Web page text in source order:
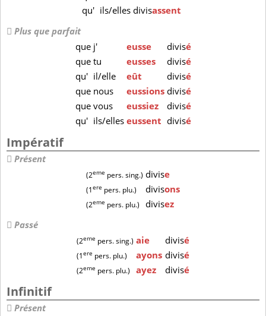
qu' ils/ellesdivisassent
Plus que parfait
que j' eusse divisé
que tu eusses divisé
qu' il/elle eût divisé
que nous eussions divisé
que vous eussiez divisé
qu' ils/elles eussent divisé
Impératif
Présent
(2eme pers. sing.) divise
(1ere pers. plu.) divisons
(2eme pers. plu.) divisez
Passé
(2eme pers. sing.) aie divisé
(1ere pers. plu.) ayons divisé
(2eme pers. plu.) ayez divisé
Infinitif
Présent